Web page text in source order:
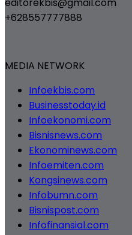
editorekbis@gmail.com
+628557777888
MEDIA NETWORK
Infoekbis.com
Businesstoday.id
Infoekonomi.com
Bisnisnews.com
Ekonominews.com
Infoemiten.com
Kongsinews.com
Infobumn.com
Bisnispost.com
Infofinansial.com